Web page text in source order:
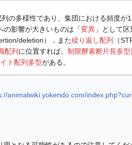
列の多様性であり、集団における頻度が
の影響が大きいものは「変異 」として
deletion），また繰り返し配列
（
配列 に位置すれば、 制限酵素断片長多型
ト配列多型がある。
animalwiki.yokendo.com/